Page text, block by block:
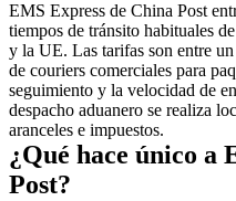
EMS Express de China Post
tiempos de tránsito habituales
y la UE. Las tarifas son entre
de couriers comerciales para
seguimiento y la velocidad de
despacho aduanero se realiza
aranceles e impuestos.
¿Qué hace único a
Post?